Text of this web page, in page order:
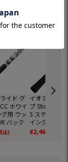
イド グ
ホワイ
用 ウッ
バック
2025年
PRIDE
込)
イオミック
プ Sticky
5 スティッキ
イング用 M60
フ リペア 日
品 IOMIC
¥2,464